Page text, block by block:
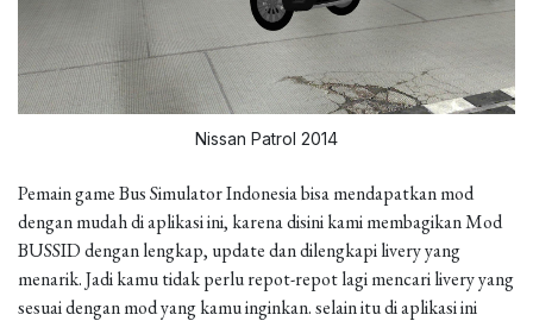
Nissan Patrol 2014
Pemain game Bus Simulator Indonesia bisa mendapatkan mod
dengan mudah di aplikasi ini, karena disini kami membagikan Mod
BUSSID dengan lengkap, update dan dilengkapi livery yang
menarik. Jadi kamu tidak perlu repot-repot lagi mencari livery yang
sesuai dengan mod yang kamu inginkan. selain itu di aplikasi ini